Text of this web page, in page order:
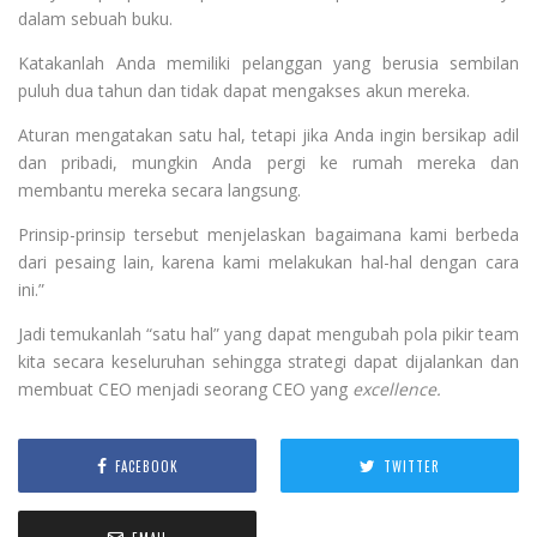
dalam sebuah buku.
Katakanlah Anda memiliki pelanggan yang berusia sembilan
puluh dua tahun dan tidak dapat mengakses akun mereka.
Aturan mengatakan satu hal, tetapi jika Anda ingin bersikap adil
dan pribadi, mungkin Anda pergi ke rumah mereka dan
membantu mereka secara langsung.
Prinsip-prinsip tersebut menjelaskan bagaimana kami berbeda
dari pesaing lain, karena kami melakukan hal-hal dengan cara
ini.”
Jadi temukanlah “satu hal” yang dapat mengubah pola pikir team
kita secara keseluruhan sehingga strategi dapat dijalankan dan
membuat CEO menjadi seorang CEO yang excellence.
FACEBOOK TWITTER